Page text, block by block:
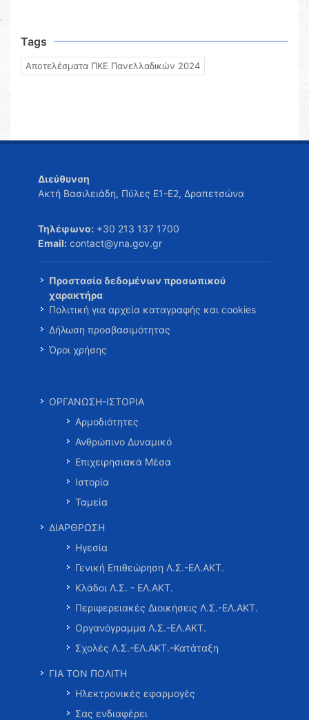
Tags
Αποτελέσματα ΠΚΕ Πανελλαδικών 2024
Διεύθυνση
Ακτή Βασιλειάδη, Πύλες Ε1-Ε2, Δραπετσώνα
Τηλέφωνο: +30 213 137 1700
Email: contact@yna.gov.gr
Προστασία δεδομένων προσωπικού
χαρακτήρα
Πολιτική για αρχεία καταγραφής και cookies
Δήλωση προσβασιμότητας
Όροι χρήσης
ΟΡΓΑΝΩΣΗ-ΙΣΤΟΡΙΑ
Αρμοδιότητες
Ανθρώπινο Δυναμικό
Επιχειρησιακά Μέσα
Ιστορία
Ταμεία
ΔΙΑΡΘΡΩΣΗ
Ηγεσία
Γενική Επιθεώρηση Λ.Σ.-ΕΛ.ΑΚΤ.
Κλάδοι Λ.Σ. - ΕΛ.ΑΚΤ.
Περιφερειακές Διοικήσεις Λ.Σ.-ΕΛ.ΑΚΤ.
Οργανόγραμμα Λ.Σ.-ΕΛ.ΑΚΤ.
Σχολές Λ.Σ.-ΕΛ.ΑΚΤ.-Κατάταξη
ΓΙΑ ΤΟΝ ΠΟΛΙΤΗ
Ηλεκτρονικές εφαρμογές
Σας ενδιαφέρει